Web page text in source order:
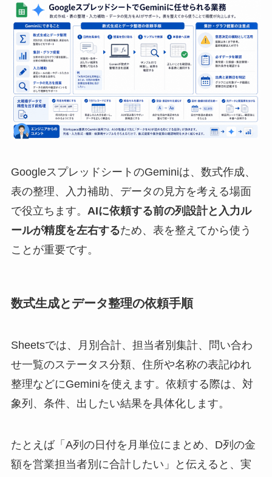
GoogleスプレッドシートのGeminiは、数式作成、
表の整理、入力補助、データの見方を考える場面
で役立ちます。 AIに依頼する前の列設計と入力ル
ールが精度を左右するため、表を整えてから使う
ことが重要です。
数式生成とデータ整理の依頼手順
Sheetsでは、月別合計、担当者別集計、問い合わ
せ一覧のステータス分類、住所や名称の表記ゆれ
整理などにGeminiを使えます。依頼する際は、対
象列、条件、出したい結果を具体化します。
たとえば「A列の日付を月単位にまとめ、D列の金
額を営業担当者別に合計したい」と伝えると、実